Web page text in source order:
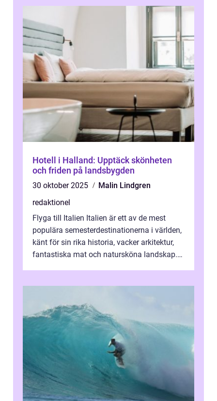
Hotell i Halland: Upptäck skönheten
och friden på landsbygden
30 oktober 2025
Malin Lindgren
redaktionel
Flyga till Italien Italien är ett av de mest
populära semesterdestinationerna i världen,
känt för sin rika historia, vacker arkitektur,
fantastiska mat och natursköna landskap.